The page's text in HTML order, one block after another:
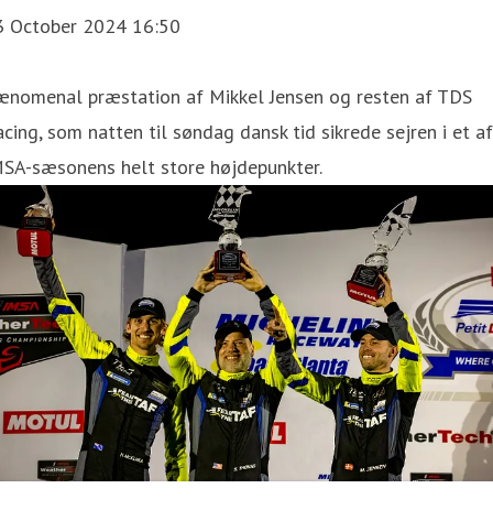
October 2024 16:50
præstation af Mikkel Jensen og resten af TDS
som natten til søndag dansk tid sikrede sejren i et af
sæsonens helt store højdepunkter.